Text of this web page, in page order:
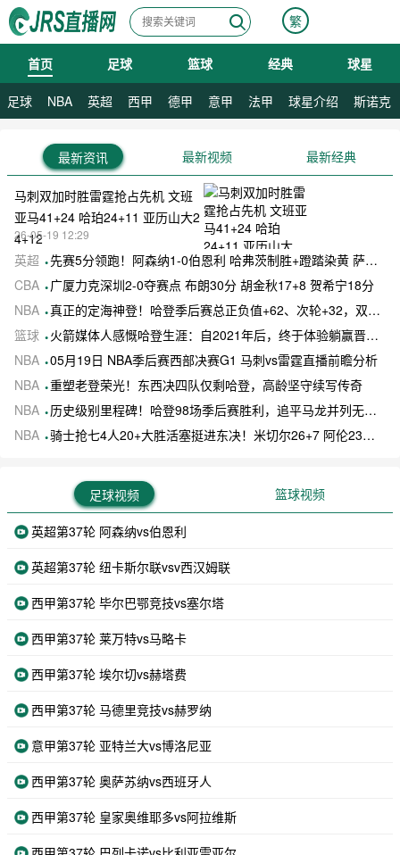
繁
首页 足球 篮球 经典 球星
足球 NBA 英超 西甲 德甲 意甲 法甲 球星介绍 斯诺克
最新资讯 最新视频 最新经典
马刺双加时胜雷霆抢占先机 文班
亚马41+24 哈珀24+11 亚历山大2
4+12
26-05-19 12:29
英超
先赛5分领跑！阿森纳1-0伯恩利 哈弗茨制胜+蹬踏染黄 萨卡献助攻
CBA
广厦力克深圳2-0夺赛点 布朗30分 胡金秋17+8 贺希宁18分
NBA 真正的定海神登！哈登季后赛总正负值+62、次轮+32，双数据领跑骑士全队
篮球
火箭媒体人感慨哈登生涯：自2021年后，终于体验躺赢晋级滋味
NBA 05月19日 NBA季后赛西部决赛G1 马刺vs雷霆直播前瞻分析
NBA 重塑老登荣光！东西决四队仅剩哈登，高龄坚守续写传奇
NBA
历史级别里程碑！哈登98场季后赛胜利，追平马龙并列无冠球员历史第一
NBA 骑士抢七4人20+大胜活塞挺进东决！米切尔26+7 阿伦23分 梅里尔23分 詹金斯17分
足球视频 篮球视频
英超第37轮 阿森纳vs伯恩利
英超第37轮 纽卡斯尔联vsv西汉姆联
西甲第37轮 毕尔巴鄂竞技vs塞尔塔
西甲第37轮 莱万特vs马略卡
西甲第37轮 埃尔切vs赫塔费
西甲第37轮 马德里竞技vs赫罗纳
意甲第37轮 亚特兰大vs博洛尼亚
西甲第37轮 奥萨苏纳vs西班牙人
西甲第37轮 皇家奥维耶多vs阿拉维斯
08月07日 星期五